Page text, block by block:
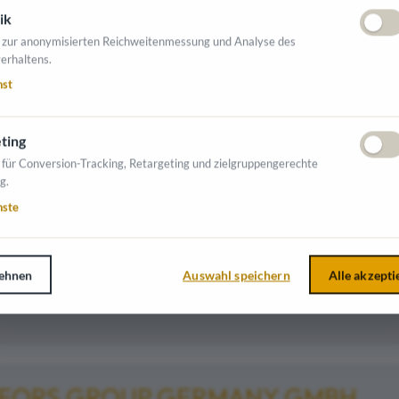
GUMMI UND KUNSTSTOFFE
Arbeitskleidung
GROUP AUSTRIA GMBH
anonymisierten Reichweitenmessung und Analyse des
Conversion-Tracking, Retargeting und zielgruppengerechte
Auswahl speichern Alle